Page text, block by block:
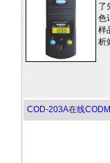
了
色
样
析
COD-203A在线